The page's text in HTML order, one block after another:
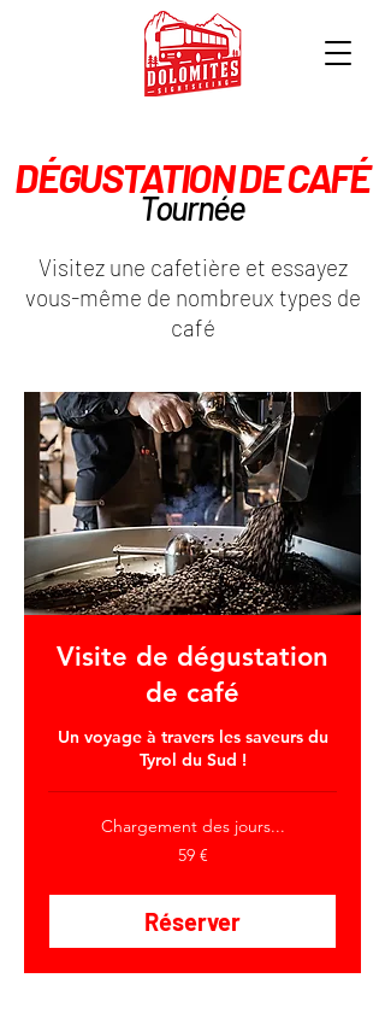
DÉGUSTATION DE CAFÉ
Tournée
Visitez une cafetière et essayez
vous-même de nombreux types de
café
Visite de dégustation
de café
Un voyage à travers les saveurs du
Tyrol du Sud !
Chargement des jours...
59 €
Réserver